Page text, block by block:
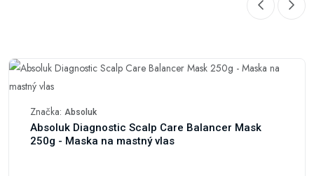
Značka: Absoluk
Absoluk Diagnostic Scalp Care Balancer Mask
250g - Maska na mastný vlas